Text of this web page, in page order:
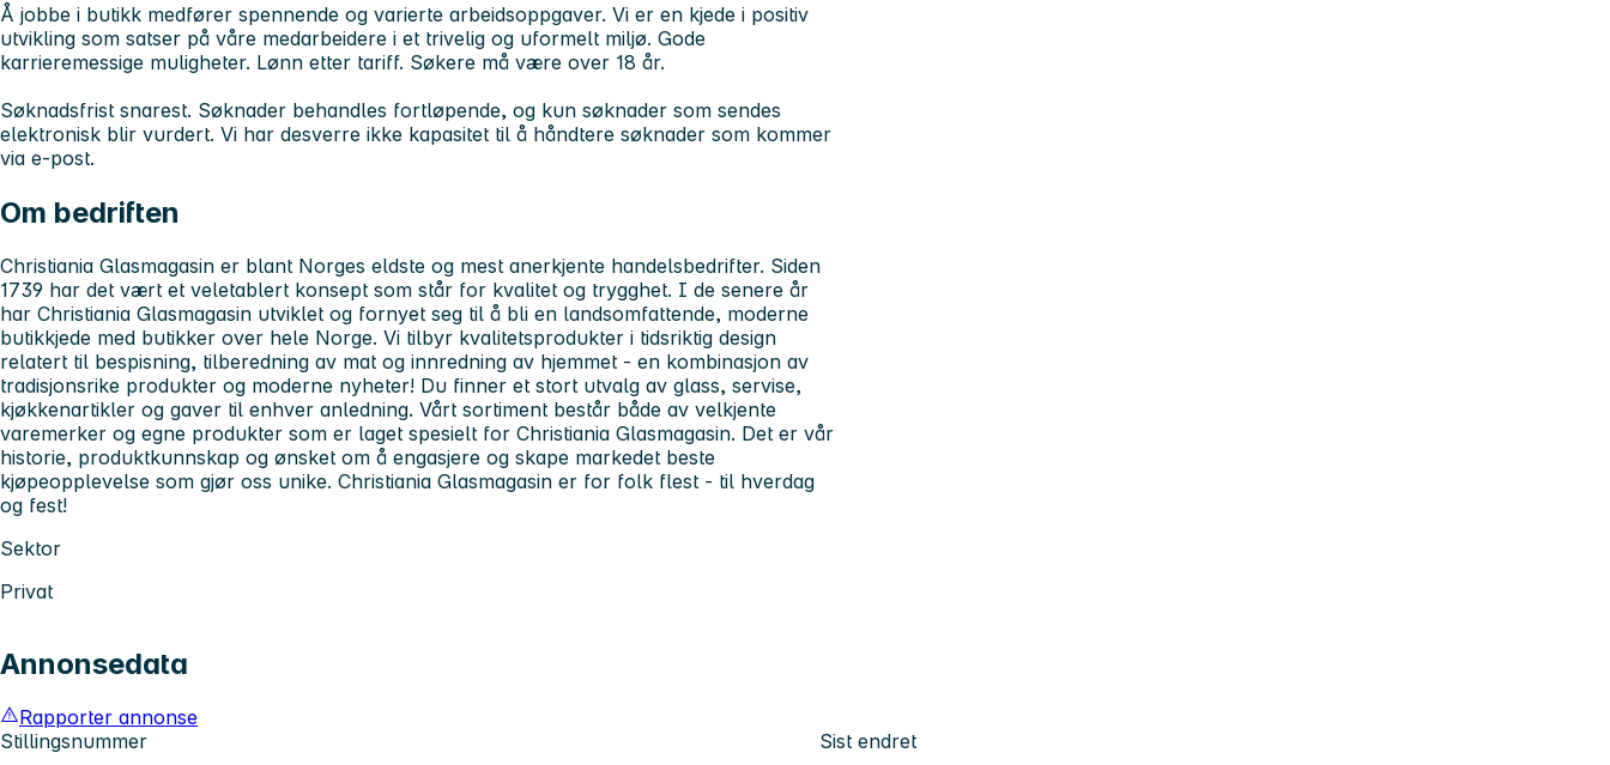
Å jobbe i butikk medfører spennende og varierte arbeidsoppgaver. Vi er en kjede i positiv
utvikling som satser på våre medarbeidere i et trivelig og uformelt miljø. Gode
karrieremessige muligheter. Lønn etter tariff. Søkere må være over 18 år.
Søknadsfrist snarest. Søknader behandles fortløpende, og kun søknader som sendes
elektronisk blir vurdert. Vi har desverre ikke kapasitet til å håndtere søknader som kommer
via e-post.
Om bedriften
Christiania Glasmagasin er blant Norges eldste og mest anerkjente handelsbedrifter. Siden
1739 har det vært et veletablert konsept som står for kvalitet og trygghet. I de senere år
har Christiania Glasmagasin utviklet og fornyet seg til å bli en landsomfattende, moderne
butikkjede med butikker over hele Norge. Vi tilbyr kvalitetsprodukter i tidsriktig design
relatert til bespisning, tilberedning av mat og innredning av hjemmet - en kombinasjon av
tradisjonsrike produkter og moderne nyheter! Du finner et stort utvalg av glass, servise,
kjøkkenartikler og gaver til enhver anledning. Vårt sortiment består både av velkjente
varemerker og egne produkter som er laget spesielt for Christiania Glasmagasin. Det er vår
historie, produktkunnskap og ønsket om å engasjere og skape markedet beste
kjøpeopplevelse som gjør oss unike. Christiania Glasmagasin er for folk flest - til hverdag
og fest!
Sektor
Privat
Annonsedata
Rapporter annonse
Stillingsnummer
Sist endret